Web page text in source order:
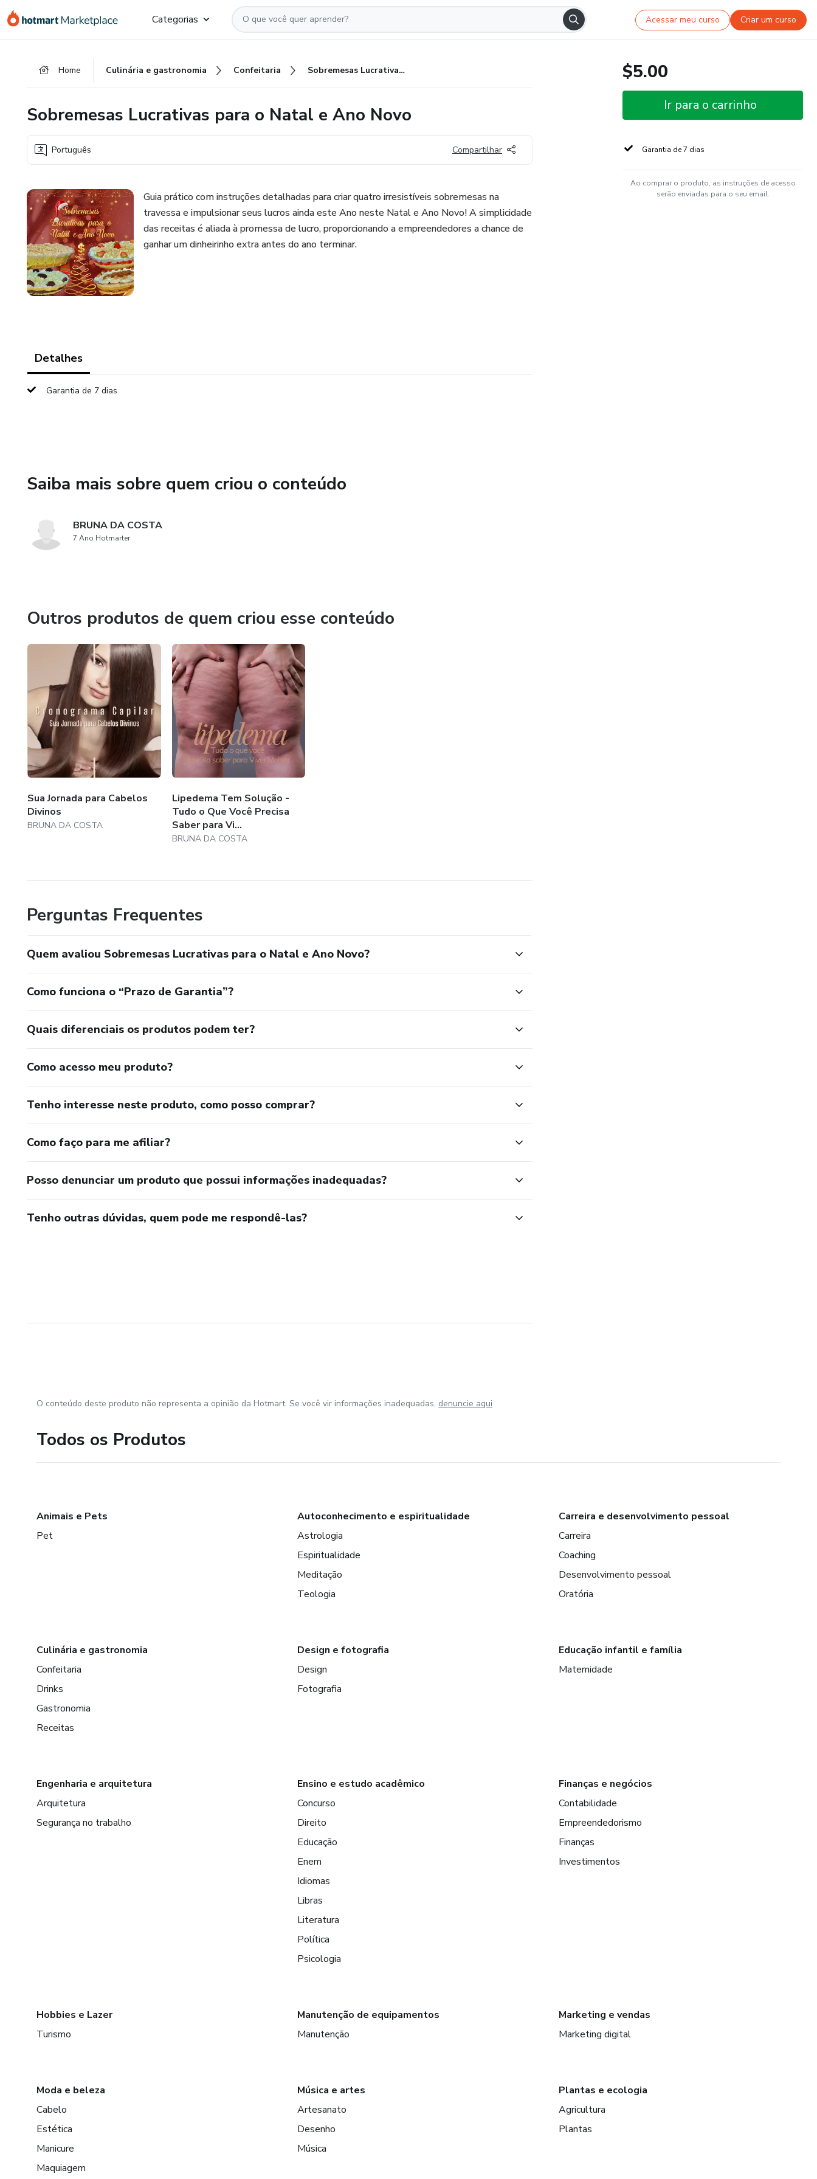
para
para
para
Categorias Acessar meu curso Criar um curso
Home Culinária e gastronomia Confeitaria Sobremesas Lucrativas para o Natal e Ano Novo
Sobremesas Lucrativas para o Natal e Ano Novo
Português Compartilhar
Guia prático com instruções detalhadas para criar quatro irresistíveis sobremesas na
travessa e impulsionar seus lucros ainda este Ano neste Natal e Ano Novo! A simplicidade
das receitas é aliada à promessa de lucro, proporcionando a empreendedores a chance de
ganhar um dinheirinho extra antes do ano terminar.
Detalhes
Garantia de 7 dias
Saiba mais sobre quem criou o conteúdo
BRUNA DA COSTA
7 Ano Hotmarter
Outros produtos de quem criou esse conteúdo
Sua Jornada para Cabelos
Divinos
BRUNA DA COSTA
Lipedema Tem Solução -
Tudo o Que Você Precisa
Saber para Vi...
BRUNA DA COSTA
Perguntas Frequentes
Quem avaliou Sobremesas Lucrativas para o Natal e Ano Novo?
Como funciona o “Prazo de Garantia”?
Quais diferenciais os produtos podem ter?
Como acesso meu produto?
Tenho interesse neste produto, como posso comprar?
Como faço para me afiliar?
Posso denunciar um produto que possui informações inadequadas?
Tenho outras dúvidas, quem pode me respondê-las?
$5.00
Ir para o carrinho
Garantia de 7 dias
Ao comprar o produto, as instruções de acesso
serão enviadas para o seu email.
O conteúdo deste produto não representa a opinião da Hotmart. Se você vir informações inadequadas, denuncie aqui
Todos os Produtos
Animais e Pets
Pet
Autoconhecimento e espiritualidade
Astrologia
Espiritualidade
Meditação
Teologia
Carreira e desenvolvimento pessoal
Carreira
Coaching
Desenvolvimento pessoal
Oratória
Culinária e gastronomia
Confeitaria
Drinks
Gastronomia
Receitas
Design e fotografia
Design
Fotografia
Educação infantil e família
Maternidade
Engenharia e arquitetura
Arquitetura
Segurança no trabalho
Ensino e estudo acadêmico
Concurso
Direito
Educação
Enem
Idiomas
Libras
Literatura
Política
Psicologia
Finanças e negócios
Contabilidade
Empreendedorismo
Finanças
Investimentos
Hobbies e Lazer
Turismo
Manutenção de equipamentos
Manutenção
Marketing e vendas
Marketing digital
Moda e beleza
Cabelo
Estética
Manicure
Maquiagem
Música e artes
Artesanato
Desenho
Música
Plantas e ecologia
Agricultura
Plantas